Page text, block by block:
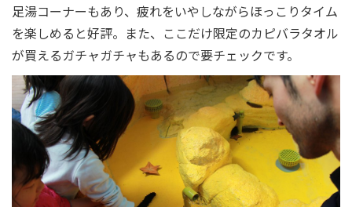
足湯コーナーもあり、疲れをいやしながらほっこりタイム
を楽しめると好評。また、ここだけ限定のカピバラタオル
が買えるガチャガチャもあるので要チェックです。